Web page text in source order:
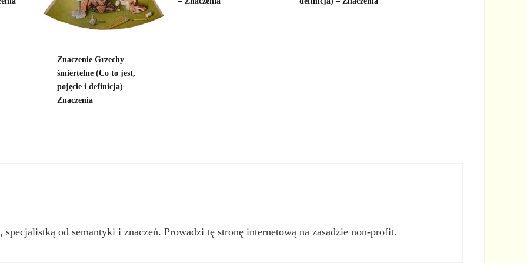
Znaczenie Grzechy
śmiertelne (Co to jest,
pojęcie i definicja) –
Znaczenia
od semantyki i znaczeń. Prowadzi tę stronę internetową na zasadzie non-profit.